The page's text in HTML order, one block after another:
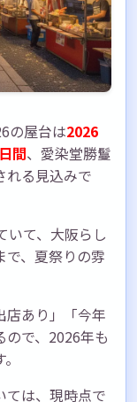
？
夫ですか？
ておきたいポ
の屋台は2026
間、愛染堂勝鬘
れる見込みで
いて、大阪らし
で、夏祭りの雰
店あり」「今年
で、2026年も
ては、現時点で